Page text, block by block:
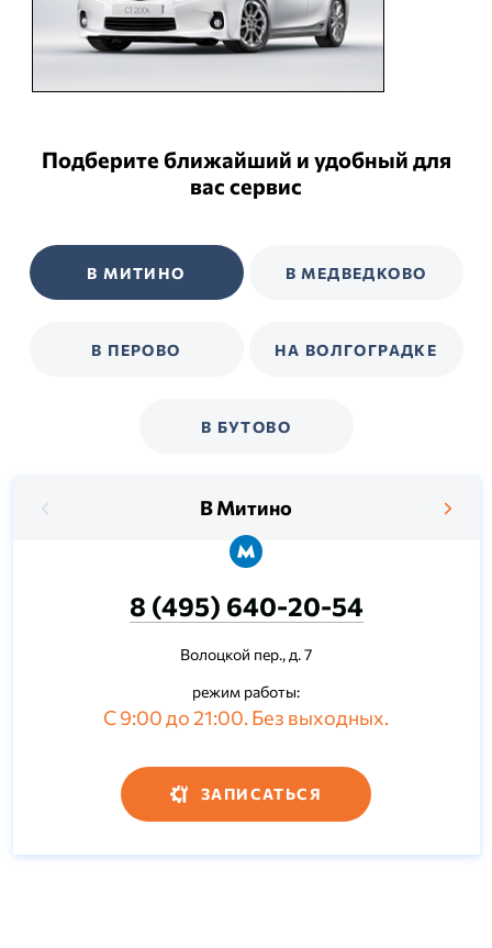
Подберите ближайший и удобный для
вас сервис
В МИТИНО В МЕДВЕДКОВО
В ПЕРОВО НА ВОЛГОГРАДКЕ
В БУТОВО
В Митино
8 (495) 640-20-54
Волоцкой пер., д. 7
режим работы:
С 9:00 до 21:00. Без выходных.
ЗАПИСАТЬСЯ